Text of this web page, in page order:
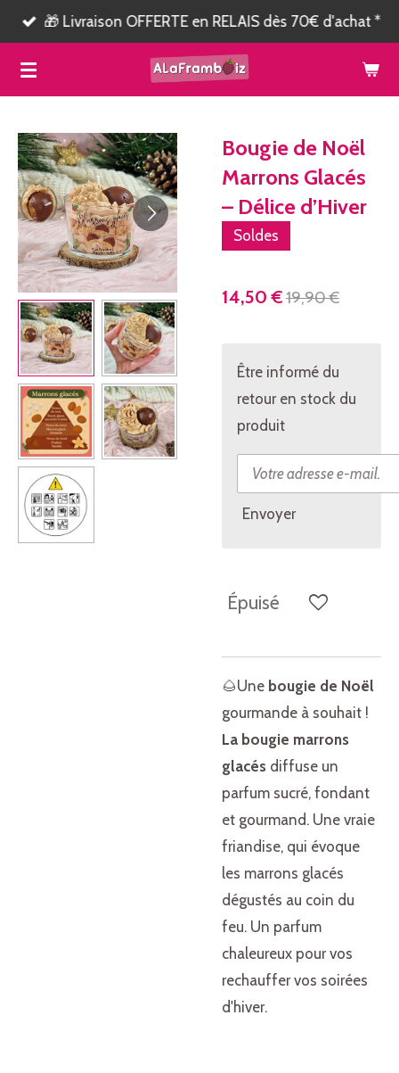
Passer
au
contenu
principal
🎁 Livraison OFFERTE en RELAIS dès 70€ d'achat *
Bougie de Noël
Marrons Glacés
– Délice d’Hiver
Soldes
14,50 €19,90 €
Être informé du
retour en stock du
produit
Envoyer
Épuisé
🌰Une bougie de Noël
gourmande à souhait !
La bougie marrons
glacés diffuse un
parfum sucré, fondant
et gourmand. Une vraie
friandise, qui évoque
les marrons glacés
dégustés au coin du
feu. Un parfum
chaleureux pour vos
rechauffer vos soirées
d'hiver.